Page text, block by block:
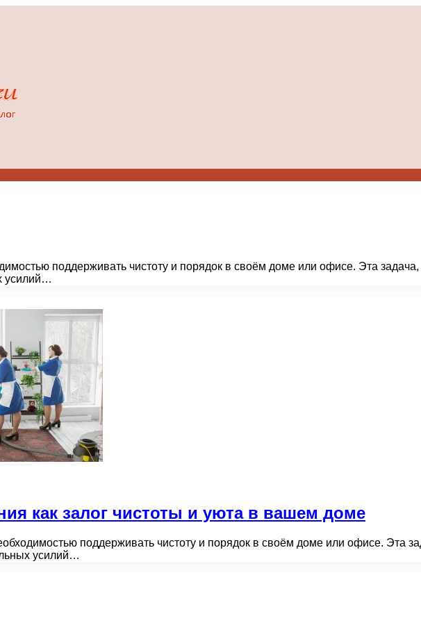
поддерживать чистоту и порядок в своём доме или офисе. Эта
усилий…
как залог чистоты и уюта в вашем доме
поддерживать чистоту и порядок в своём доме или офисе. Эта
усилий…